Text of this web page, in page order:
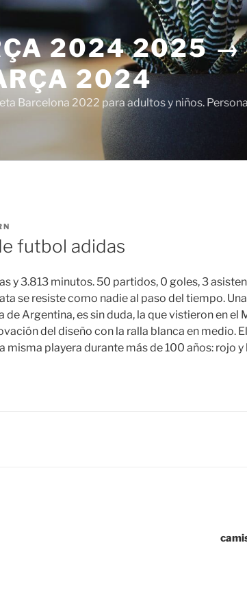
2024 2025 →
2024
Barcelona 2022 para adultos y niños.
futbol adidas
y 3.813 minutos. 50 partidos, 0 goles, 3
se resiste como nadie al paso del tiempo.
Argentina, es sin duda, la que vistieron en el
del diseño con la ralla blanca en medio.
playera durante más de 100 años: rojo y